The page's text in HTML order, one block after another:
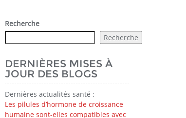
Recherche
Recherche
DERNIÈRES MISES À
JOUR DES BLOGS
Dernières actualités santé :
Les pilules d’hormone de croissance
humaine sont-elles compatibles avec